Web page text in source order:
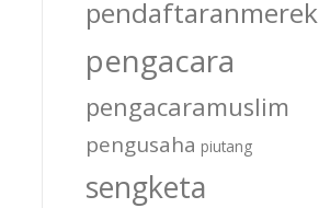
pendaftaranmerek
pengacara
pengacaramuslim
pengusaha piutang
sengketa